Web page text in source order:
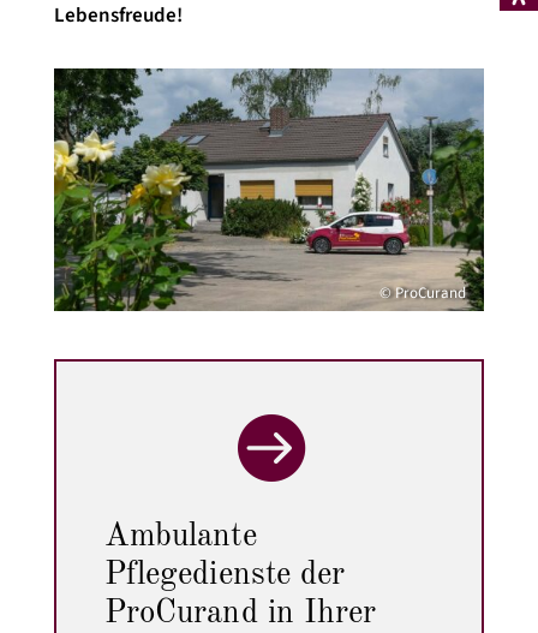
Lebensfreude!
© ProCurand

Ambulante
Pflegedienste der
ProCurand in Ihrer